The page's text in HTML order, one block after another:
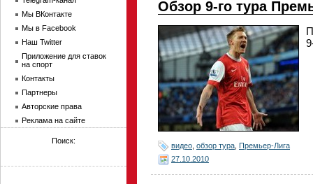
Обзор 9-го тура
видео обзор тура Премьер-Лига
27.10.2010
Мы ВКонтакте
Мы в Facebook
Наш Twitter
Приложение для ставок
на спорт
Контакты
Партнеры
Авторские права
Реклама на сайте
Поиск: